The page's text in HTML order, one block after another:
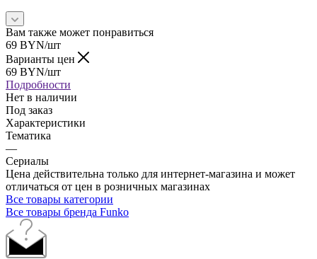
Вам также может понравиться
69 BYN/шт
Варианты цен
69 BYN/шт
Подробности
Нет в наличии
Под заказ
Характеристики
Тематика
—
Сериалы
Цена действительна только для интернет-магазина и может
отличаться от цен в розничных магазинах
Все товары категории
Все товары бренда Funko